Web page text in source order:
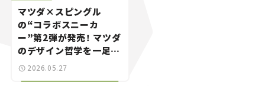
マツダ×スピングル
の“コラボスニーカ
ー”第2弾が発売！ マツダ
のデザイン哲学を一足に
凝縮2026.05.27